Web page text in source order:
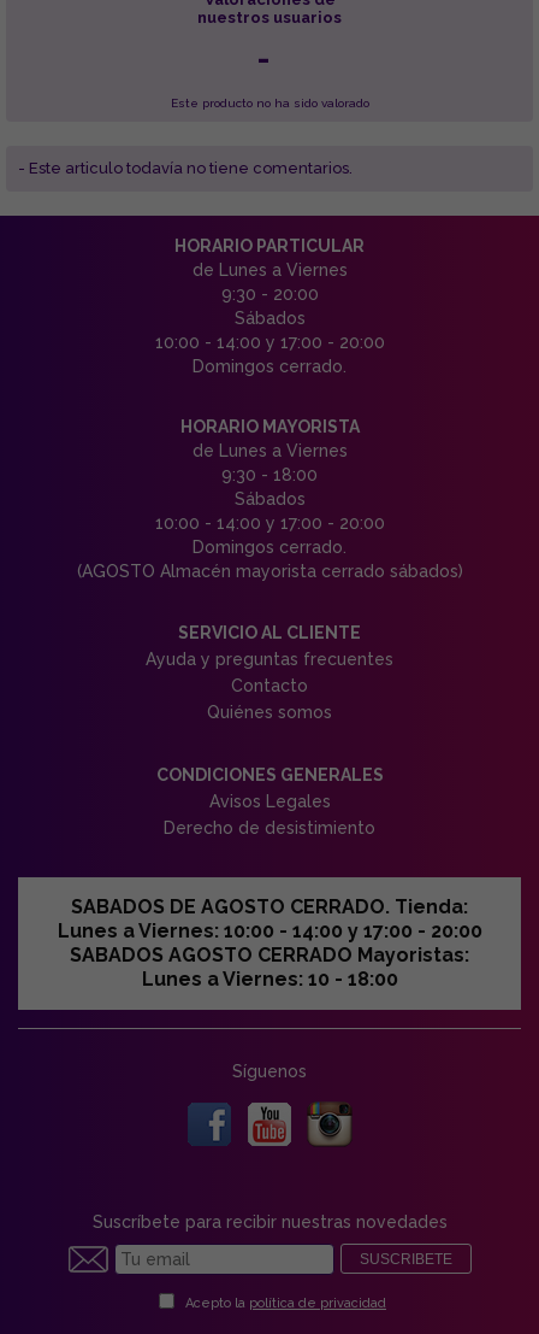
nuestros usuarios
-
Este producto no ha sido valorado
- Este articulo todavía no tiene comentarios.
HORARIO PARTICULAR
de Lunes a Viernes
9:30 - 20:00
Sábados
10:00 - 14:00 y 17:00 - 20:00
Domingos cerrado.
HORARIO MAYORISTA
de Lunes a Viernes
9:30 - 18:00
Sábados
10:00 - 14:00 y 17:00 - 20:00
Domingos cerrado.
(AGOSTO Almacén mayorista cerrado sábados)
SERVICIO AL CLIENTE
Ayuda y preguntas frecuentes
Contacto
Quiénes somos
CONDICIONES GENERALES
Avisos Legales
Derecho de desistimiento
SABADOS DE AGOSTO CERRADO. Tienda:
Lunes a Viernes: 10:00 - 14:00 y 17:00 - 20:00
SABADOS AGOSTO CERRADO Mayoristas:
Lunes a Viernes: 10 - 18:00
Síguenos
Suscríbete para recibir nuestras novedades
SUSCRIBETE
Acepto la política de privacidad